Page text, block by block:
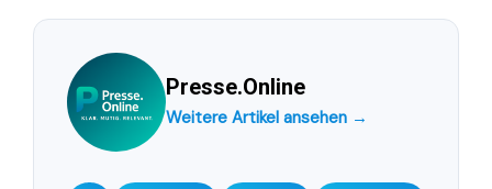
Presse.Online
Weitere Artikel ansehen →